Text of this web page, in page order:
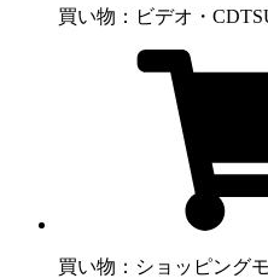
買い物：ビデオ・CD
買い物：ショッピング